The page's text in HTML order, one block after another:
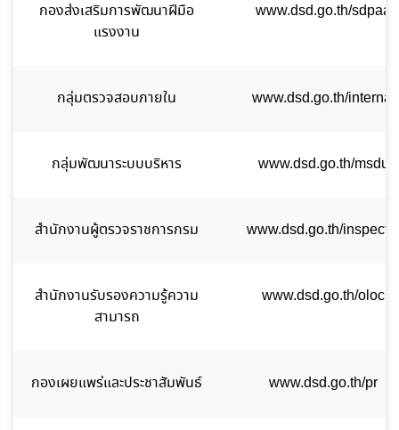
กองส่งเสริมการพัฒนาฝีมือ
แรงงาน
www.dsd.go.th/sdpaa
กลุ่มตรวจสอบภายใน www.dsd.go.th/internal
กลุ่มพัฒนาระบบบริหาร www.dsd.go.th/msdu
สำนักงานผู้ตรวจราชการกรม www.dsd.go.th/
สำนักงานรับรองความรู้ความ
สามารถ
www.dsd.go.th/oloc
กองเผยแพร่และประชาสัมพันธ์ www.dsd.go.th/pr